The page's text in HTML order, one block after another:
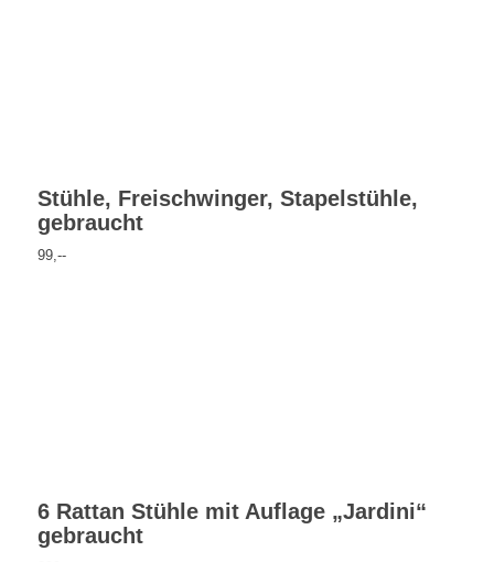
Stühle, Freischwinger, Stapelstühle,
gebraucht
99,--
6 Rattan Stühle mit Auflage „Jardini“
gebraucht